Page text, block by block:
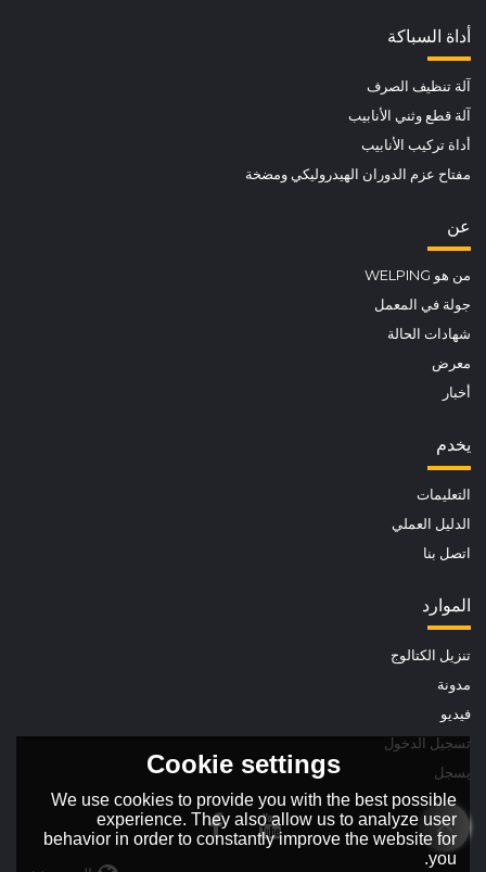
أداة السباكة
آلة تنظيف الصرف
آلة قطع وثني الأنابيب
أداة تركيب الأنابيب
مفتاح عزم الدوران الهيدروليكي ومضخة
عن
من هو WELPING
جولة في المعمل
شهادات الحالة
معرض
أخبار
يخدم
التعليمات
الدليل العملي
اتصل بنا
الموارد
تنزيل الكتالوج
مدونة
فيديو
تسجيل الدخول
يسجل
Cookie settings
We use cookies to provide you with the best possible
experience. They also allow us to analyze user
behavior in order to constantly improve the website for
you.